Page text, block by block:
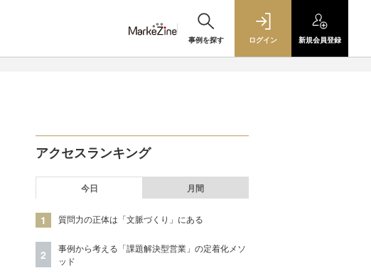
事例を探す ログイン 新規会員登録
アクセスランキング
今日 月間
1 質問力の正体は「文脈づくり」にある
2
事例から考える「課題解決型営業」の定着化メソ
ッド